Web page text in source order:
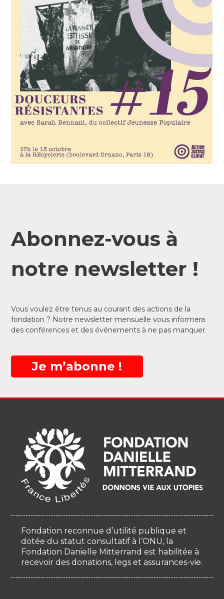
Abonnez-vous à
notre newsletter !
Vous voulez être tenus au courant des actions de la
fondation ? Notre newsletter mensuelle vous informera
des conférences et des événements à ne pas manquer.
Je m’abonne !
Fondation reconnue d’utilité publique et
dotée du statut consultatif à l’ONU, la
Fondation Danielle Mitterrand est habilitée à
recevoir des donations, legs et assurances-vie.